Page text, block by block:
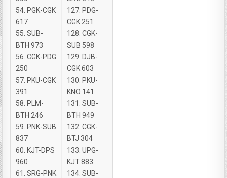
54. PGK-CGK
617
55. SUB-
BTH 973
56. CGK-PDG
250
57. PKU-CGK
391
58. PLM-
BTH 246
59. PNK-SUB
837
60. KJT-DPS
960
61. SRG-PNK
127. PDG-
CGK 251
128. CGK-
SUB 598
129. DJB-
CGK 603
130. PKU-
KNO 141
131. SUB-
BTH 949
132. CGK-
BTJ 304
133. UPG-
KJT 883
134. SUB-